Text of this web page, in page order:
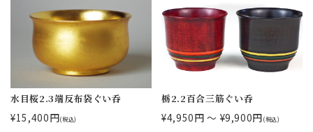
水目桜2.3端反布袋ぐい呑
¥15,400円(税込)
栃2.2百合三筋ぐい呑
¥4,950円 ～ ¥9,900円(税込)